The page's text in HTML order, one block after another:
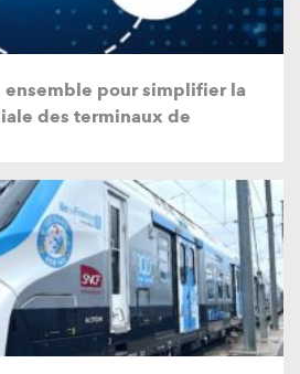
ensemble pour simplifier la
des terminaux de